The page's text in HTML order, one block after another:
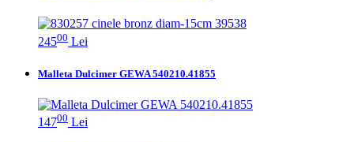
24500 Lei
Malleta Dulcimer GEWA 540210.41855
14700 Lei